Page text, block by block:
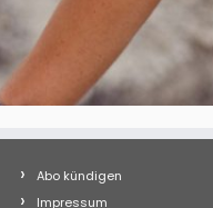
Abo kündigen
Impressum